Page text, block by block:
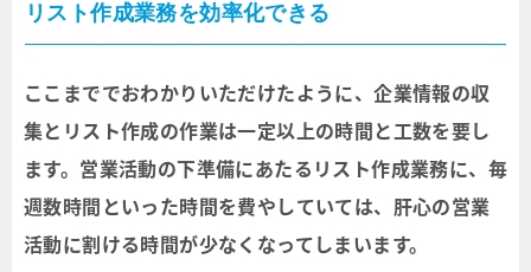
リスト作成業務を効率化できる
ここまででおわかりいただけたように、企業情報の収
集とリスト作成の作業は一定以上の時間と工数を要し
ます。営業活動の下準備にあたるリスト作成業務に、毎
週数時間といった時間を費やしていては、肝心の営業
活動に割ける時間が少なくなってしまいます。